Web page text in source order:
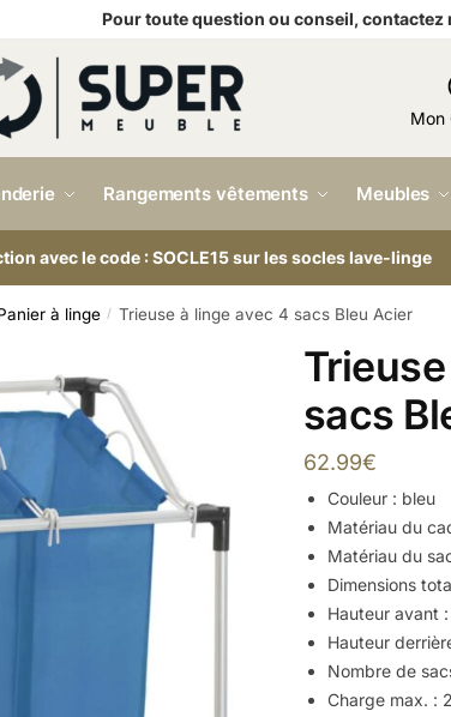
Pour toute question ou conseil,
Mon
Rangements vêtements Meubles
avec le code : SOCLE15 sur les socles lave-linge
à linge / Trieuse à linge avec 4 sacs Bleu Acier
sacs
62.99€
Couleur : bleu
Matériau du
Matériau du
Dimensions
Hauteur avant
Hauteur
Nombre de
Charge max. :